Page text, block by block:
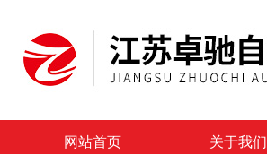
网站首页 关于我们